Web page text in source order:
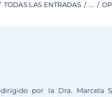
TODAS LAS ENTRADAS ...
por la Dra. Marcela